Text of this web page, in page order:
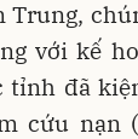
với kế
tỉnh đã
nạn